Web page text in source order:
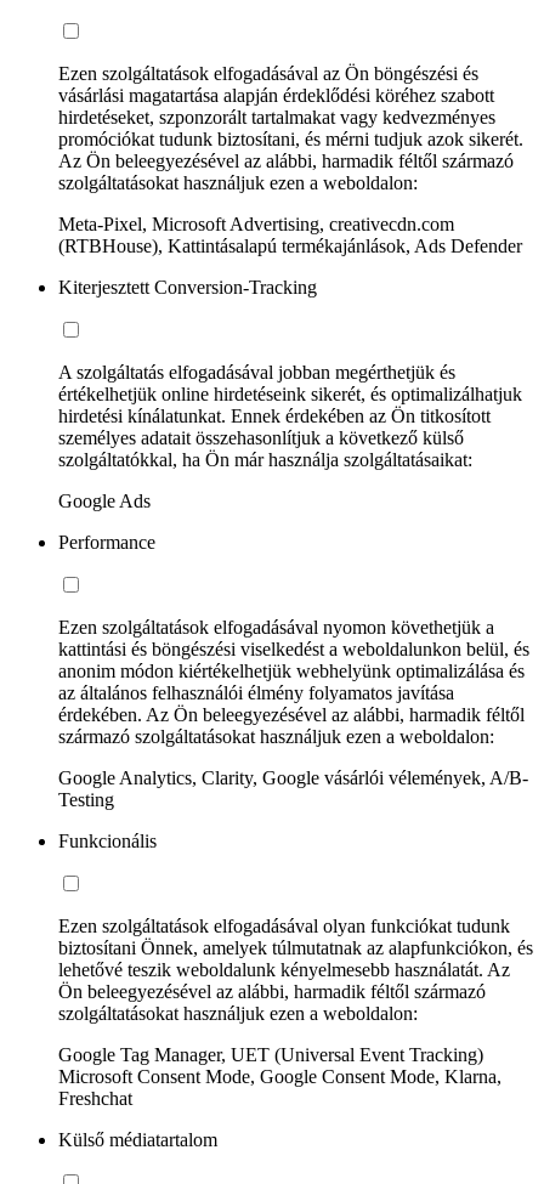
Ezen szolgáltatások elfogadásával az Ön böngészési és
vásárlási magatartása alapján érdeklődési köréhez szabott
hirdetéseket, szponzorált tartalmakat vagy kedvezményes
promóciókat tudunk biztosítani, és mérni tudjuk azok sikerét.
Az Ön beleegyezésével az alábbi, harmadik féltől származó
szolgáltatásokat használjuk ezen a weboldalon:
Meta-Pixel, Microsoft Advertising, creativecdn.com
(RTBHouse), Kattintásalapú termékajánlások, Ads Defender
Kiterjesztett Conversion-Tracking
A szolgáltatás elfogadásával jobban megérthetjük és
értékelhetjük online hirdetéseink sikerét, és optimalizálhatjuk
hirdetési kínálatunkat. Ennek érdekében az Ön titkosított
személyes adatait összehasonlítjuk a következő külső
szolgáltatókkal, ha Ön már használja szolgáltatásaikat:
Google Ads
Performance
Ezen szolgáltatások elfogadásával nyomon követhetjük a
kattintási és böngészési viselkedést a weboldalunkon belül, és
anonim módon kiértékelhetjük webhelyünk optimalizálása és
az általános felhasználói élmény folyamatos javítása
érdekében. Az Ön beleegyezésével az alábbi, harmadik féltől
származó szolgáltatásokat használjuk ezen a weboldalon:
Google Analytics, Clarity, Google vásárlói vélemények, A/B-
Testing
Funkcionális
Ezen szolgáltatások elfogadásával olyan funkciókat tudunk
biztosítani Önnek, amelyek túlmutatnak az alapfunkciókon, és
lehetővé teszik weboldalunk kényelmesebb használatát. Az
Ön beleegyezésével az alábbi, harmadik féltől származó
szolgáltatásokat használjuk ezen a weboldalon:
Google Tag Manager, UET (Universal Event Tracking)
Microsoft Consent Mode, Google Consent Mode, Klarna,
Freshchat
Külső médiatartalom